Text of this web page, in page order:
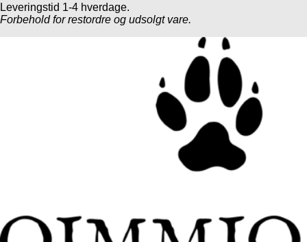
Leveringstid 1-4 hverdage.
Forbehold for restordre og udsolgt vare.